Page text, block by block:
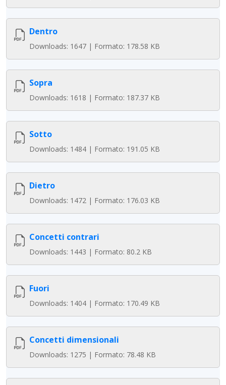
Dentro
Downloads: 1647 | Formato: 178.58 KB
Sopra
Downloads: 1618 | Formato: 187.37 KB
Sotto
Downloads: 1484 | Formato: 191.05 KB
Dietro
Downloads: 1472 | Formato: 176.03 KB
Concetti contrari
Downloads: 1443 | Formato: 80.2 KB
Fuori
Downloads: 1404 | Formato: 170.49 KB
Concetti dimensionali
Downloads: 1275 | Formato: 78.48 KB